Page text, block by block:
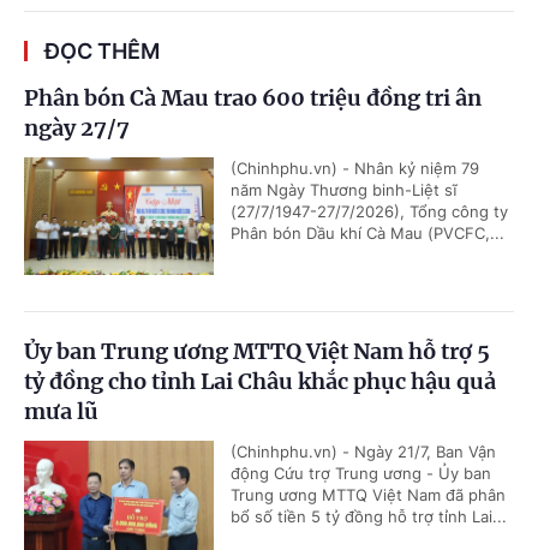
ĐỌC THÊM
Phân bón Cà Mau trao 600 triệu đồng tri ân
ngày 27/7
(Chinhphu.vn) - Nhân kỷ niệm 79
năm Ngày Thương binh-Liệt sĩ
(27/7/1947-27/7/2026), Tổng công ty
Phân bón Dầu khí Cà Mau (PVCFC,...
Ủy ban Trung ương MTTQ Việt Nam hỗ trợ 5
tỷ đồng cho tỉnh Lai Châu khắc phục hậu quả
mưa lũ
(Chinhphu.vn) - Ngày 21/7, Ban Vận
động Cứu trợ Trung ương - Ủy ban
Trung ương MTTQ Việt Nam đã phân
bổ số tiền 5 tỷ đồng hỗ trợ tỉnh Lai...